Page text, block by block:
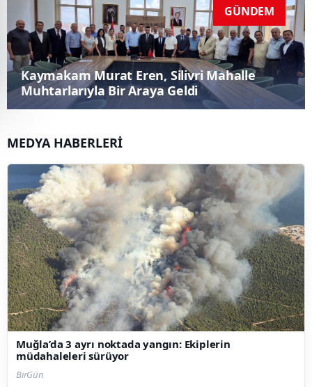
GÜNDEM
Rumeli Üniversitesi'nde 15 Temmuz İçin
Anma Programı Düzenlendi
MEDYA HABERLERİ
Muğla’da 3 ayrı noktada yangın: Ekiplerin
müdahaleleri sürüyor
BirGün